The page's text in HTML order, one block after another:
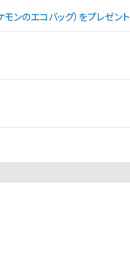
ンのエコバッグ）をプレゼント